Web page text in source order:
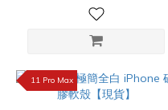
11 Pro Max